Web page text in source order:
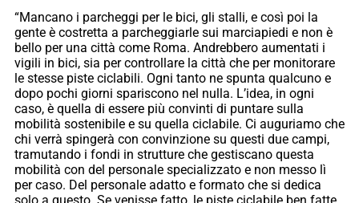
“Mancano i parcheggi per le bici, gli stalli, e così poi la
gente è costretta a parcheggiarle sui marciapiedi e non è
bello per una città come Roma. Andrebbero aumentati i
vigili in bici, sia per controllare la città che per monitorare
le stesse piste ciclabili. Ogni tanto ne spunta qualcuno e
dopo pochi giorni spariscono nel nulla. L’idea, in ogni
caso, è quella di essere più convinti di puntare sulla
mobilità sostenibile e su quella ciclabile. Ci auguriamo che
chi verrà spingerà con convinzione su questi due campi,
tramutando i fondi in strutture che gestiscano questa
mobilità con del personale specializzato e non messo lì
per caso. Del personale adatto e formato che si dedica